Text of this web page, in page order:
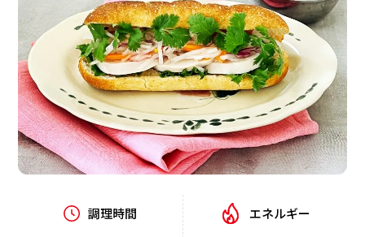
業務用商品
企業情報
ニュース
お問い合わせ
安全・安心への取り組み
調理時間 エネルギー
サラダ 主菜
副菜・その他
ごはん類・丼物
ピザ・パン類
パスタ・麺類
スープ・汁物
デザート
肉 魚介 野菜
卵